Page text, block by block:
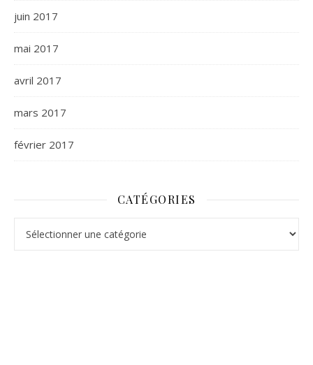
juin 2017
mai 2017
avril 2017
mars 2017
février 2017
CATÉGORIES